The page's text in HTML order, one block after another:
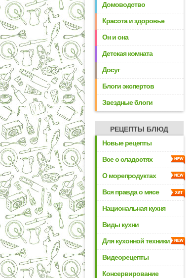
Домоводство
Красота и здоровье
Он и она
Детская комната
Досуг
Блоги экспертов
Звездные блоги
РЕЦЕПТЫ БЛЮД
Новые рецепты
Все о сладостях
О морепродуктах
Вся правда о мясе
Национальная кухня
Виды кухни
Для кухонной техники
Видеорецепты
Консервирование